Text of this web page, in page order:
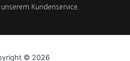
Kundenservice.
© 2026